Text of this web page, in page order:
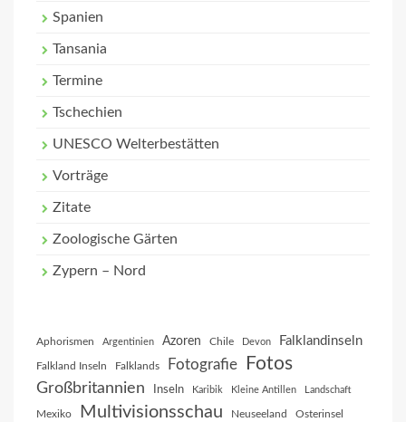
Spanien
Tansania
Termine
Tschechien
UNESCO Welterbestätten
Vorträge
Zitate
Zoologische Gärten
Zypern – Nord
Aphorismen Argentinien Azoren Chile Devon Falklandinseln
Falkland Inseln Falklands Fotografie Fotos
Großbritannien Inseln Karibik Kleine Antillen Landschaft
Mexiko Multivisionsschau Neuseeland Osterinsel